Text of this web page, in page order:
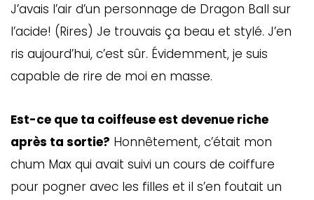
J’avais l’air d’un personnage de Dragon Ball sur
l’acide! (Rires) Je trouvais ça beau et stylé. J’en
ris aujourd’hui, c’est sûr. Évidemment, je suis
capable de rire de moi en masse.
Est-ce que ta coiffeuse est devenue riche
après ta sortie? Honnêtement, c’était mon
chum Max qui avait suivi un cours de coiffure
pour pogner avec les filles et il s’en foutait un